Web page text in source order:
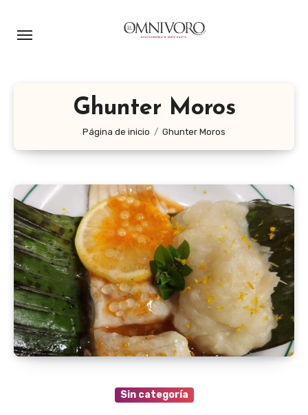
Ghunter Moros
Página de inicio Ghunter Moros
Sin categoría